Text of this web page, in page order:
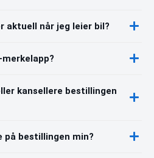
aktuell når jeg leier bil?
kansellere bestillingen
på bestillingen min?